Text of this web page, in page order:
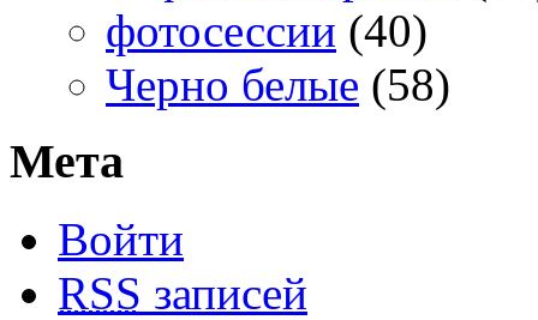
фотосессии (40)
Черно белые (58)
Мета
Войти
RSS записей